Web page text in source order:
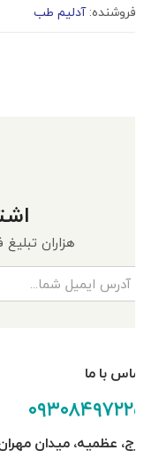
فروشنده:آدلیم طب
هزاران تبلیغ
تماس با ما
۰۹۳۰۸۴۹۷۲۲۵
کرج، عظمیه، میدان مهران،